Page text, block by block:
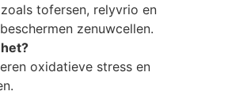
tofersen, relyvrio en
zenuwcellen.
oxidatieve stress en